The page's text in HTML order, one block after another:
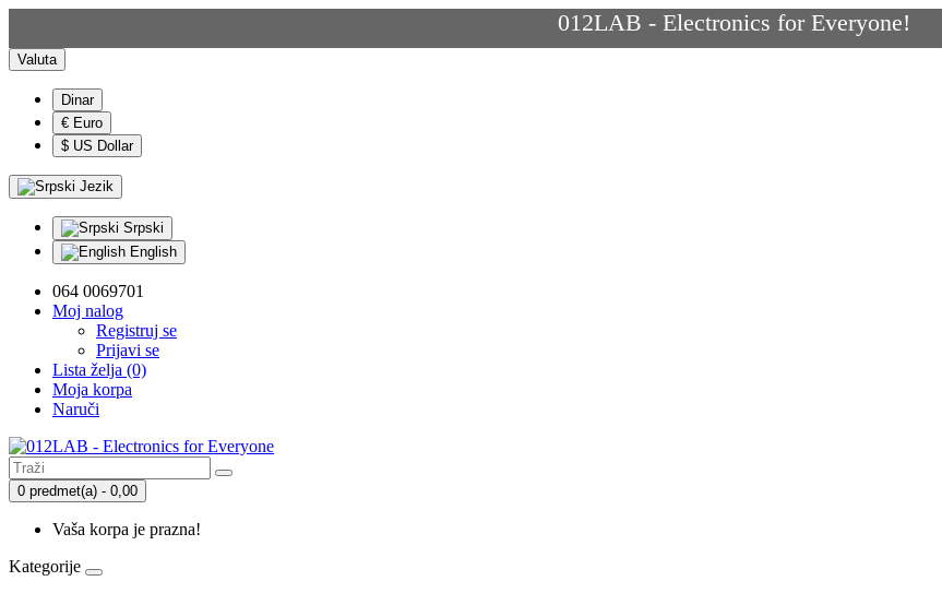
012LAB - Electronics for Everyone!
Valuta
Dinar
€ Euro
$ US Dollar
Jezik
Srpski
English
064 0069701
Moj nalog
Registruj se
Prijavi se
Lista želja (0)
Moja korpa
Naruči
0 predmet(a) - 0,00
Vaša korpa je prazna!
Kategorije